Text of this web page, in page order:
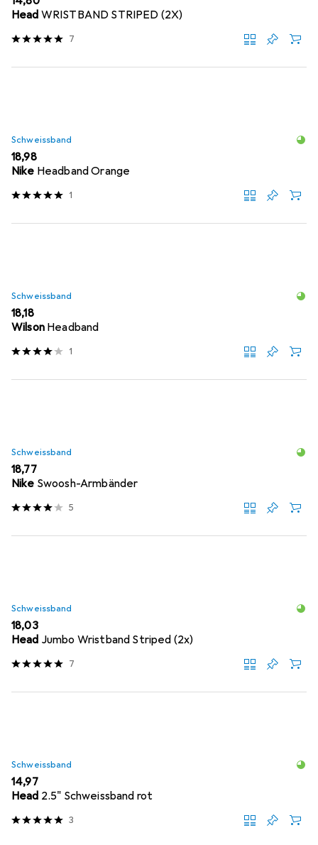
Head WRISTBAND STRIPED (2X)
7
Schweissband
EUR
18,98
Nike Headband Orange
1
Schweissband
EUR
18,18
Wilson Headband
1
Schweissband
EUR
18,77
Nike Swoosh-Armbänder
5
Schweissband
EUR
18,03
Head Jumbo Wristband Striped (2x)
7
Schweissband
EUR
14,97
Head 2.5" Schweissband rot
3